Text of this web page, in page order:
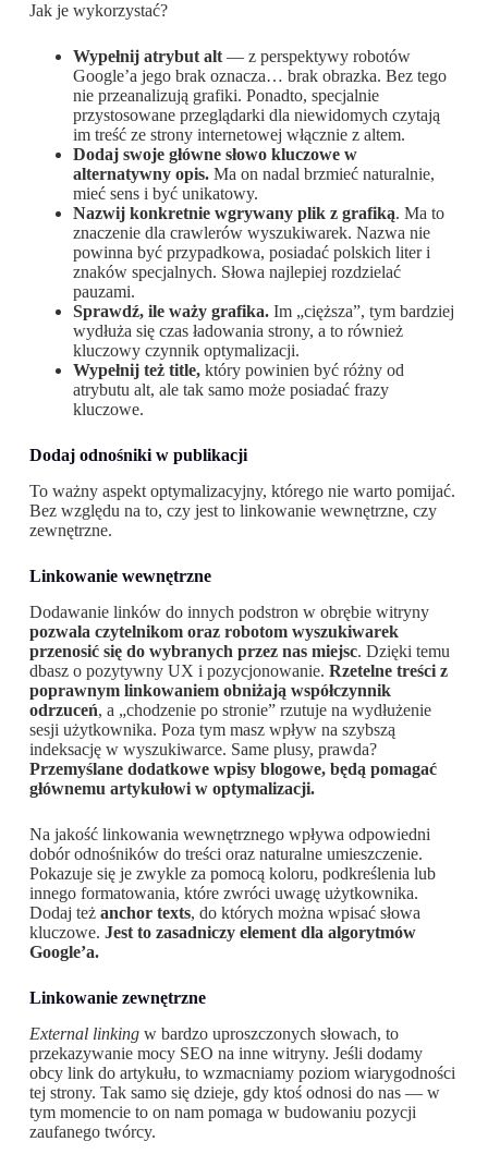
Jak je wykorzystać?
Wypełnij atrybut alt— z perspektywy robotów
Google’a jego brak oznacza… brak obrazka. Bez tego
nie przeanalizują grafiki. Ponadto, specjalnie
przystosowane przeglądarki dla niewidomych czytają
im treść ze strony internetowej włącznie z altem.
Dodaj swoje główne słowo kluczowe w
alternatywny opis.Ma on nadal brzmieć naturalnie,
mieć sens i być unikatowy.
Nazwij konkretnie wgrywany plik z grafiką. Ma to
znaczenie dla crawlerów wyszukiwarek. Nazwa nie
powinna być przypadkowa, posiadać polskich liter i
znaków specjalnych. Słowa najlepiej rozdzielać
pauzami.
Sprawdź, ile waży grafika.Im „cięższa”, tym bardziej
wydłuża się czas ładowania strony, a to również
kluczowy czynnik optymalizacji.
Wypełnij też title,który powinien być różny od
atrybutu alt, ale tak samo może posiadać frazy
kluczowe.
Dodaj odnośniki w publikacji
To ważny aspekt optymalizacyjny, którego nie warto pomijać.
Bez względu na to, czy jest to linkowanie wewnętrzne, czy
zewnętrzne.
Linkowanie wewnętrzne
Dodawanie linków do innych podstron w obrębie witryny
pozwala czytelnikom oraz robotom wyszukiwarek
przenosić się do wybranych przez nas miejsc. Dzięki temu
dbasz o pozytywny UX i pozycjonowanie. Rzetelne treści z
poprawnym linkowaniem obniżają współczynnik
odrzuceń, a „chodzenie po stronie” rzutuje na wydłużenie
sesji użytkownika. Poza tym masz wpływ na szybszą
indeksację w wyszukiwarce. Same plusy, prawda?
Przemyślane dodatkowe wpisy blogowe, będą pomagać
głównemu artykułowi w optymalizacji.
Na jakość linkowania wewnętrznego wpływa odpowiedni
dobór odnośników do treści oraz naturalne umieszczenie.
Pokazuje się je zwykle za pomocą koloru, podkreślenia lub
innego formatowania, które zwróci uwagę użytkownika.
Dodaj też anchor texts, do których można wpisać słowa
kluczowe. Jest to zasadniczy element dla algorytmów
Google’a.
Linkowanie zewnętrzne
External linkingw bardzo uproszczonych słowach, to
przekazywanie mocy SEO na inne witryny. Jeśli dodamy
obcy link do artykułu, to wzmacniamy poziom wiarygodności
tej strony. Tak samo się dzieje, gdy ktoś odnosi do nas — w
tym momencie to on nam pomaga w budowaniu pozycji
zaufanego twórcy.